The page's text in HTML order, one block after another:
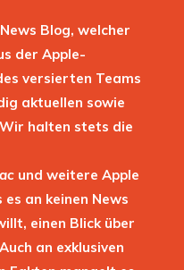
Blog, welcher
der Apple-
versierten Teams
aktuellen sowie
halten stets die
und weitere Apple
an keinen News
einen Blick über
an exklusiven